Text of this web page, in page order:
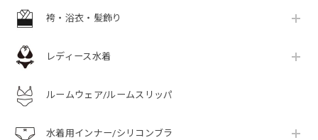
袴・浴衣・髪飾り
レディース水着
ルームウェア/ルームスリッパ
水着用インナー/シリコンブラ